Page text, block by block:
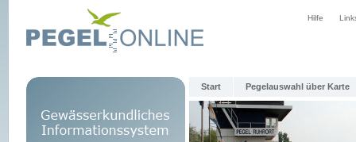
Hilfe
Start Pegelauswahl über Karte